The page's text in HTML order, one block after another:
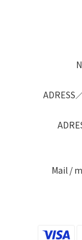
ADRESS
Mail /